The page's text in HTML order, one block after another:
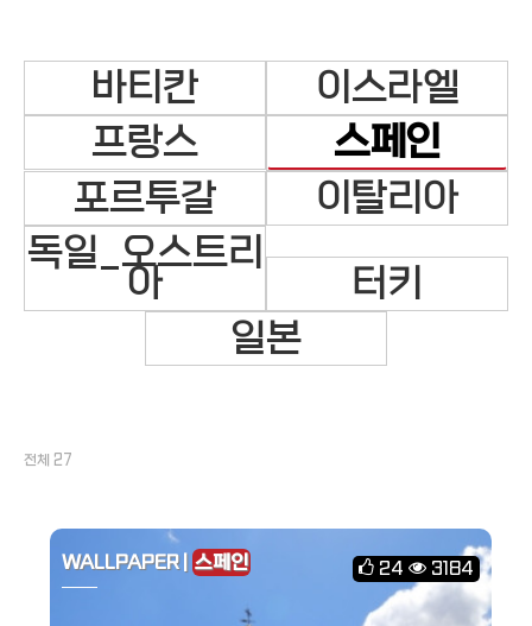
바티칸
이스라엘
프랑스
스페인
포르투갈
이탈리아
독일_오스트리
아
터키
일본
전체 27
WALLPAPER | 스페인 24 3184